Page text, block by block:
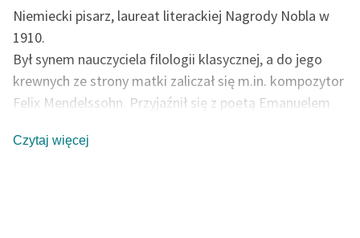
Odkurzamy bohaterów
Szkoła Poezji Wolnych
Lektur
Kontakt
Niemiecki pisarz, laureat literackiej Nagrody Nobla w
1910.
Był synem nauczyciela filologii klasycznej, a do jego
krewnych ze strony matki zaliczał się m.in. kompozytor
Felix Mendelssohn. Przyjaźnił się z poetą Emanuelem
także z wieloma innymi pisarzami. Debiutował w 1848 r.
Czytaj więcej